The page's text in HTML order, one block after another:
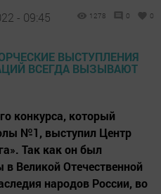
- 09:45 1278 0 0
конкурса, который
№1, выступил Центр
Так как он был
Великой Отечественной
народов России, во